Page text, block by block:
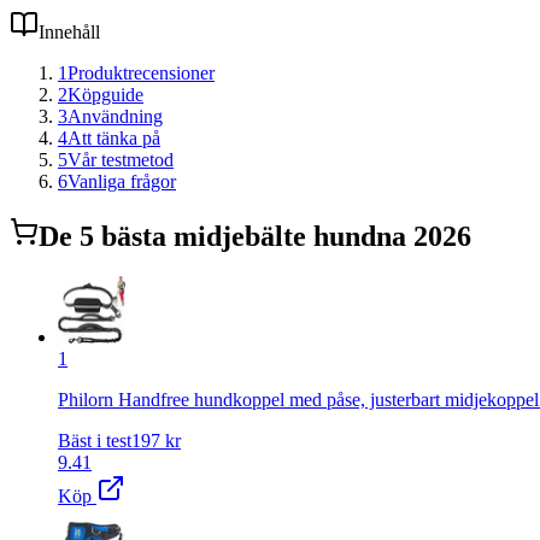
Innehåll
1Produktrecensioner
2Köpguide
3Användning
4Att tänka på
5Vår testmetod
6Vanliga frågor
De 5 bästa midjebälte hundna 2026
1
Philorn Handfree hundkoppel med påse, justerbart
Bäst i test197 kr
9.41
Köp